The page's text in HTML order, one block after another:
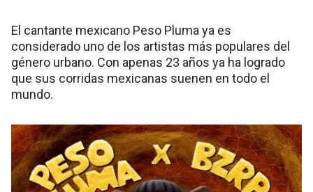
El cantante mexicano Peso Pluma ya es
considerado uno de los artistas más populares del
género urbano. Con apenas 23 años ya ha logrado
que sus corridas mexicanas suenen en todo el
mundo.